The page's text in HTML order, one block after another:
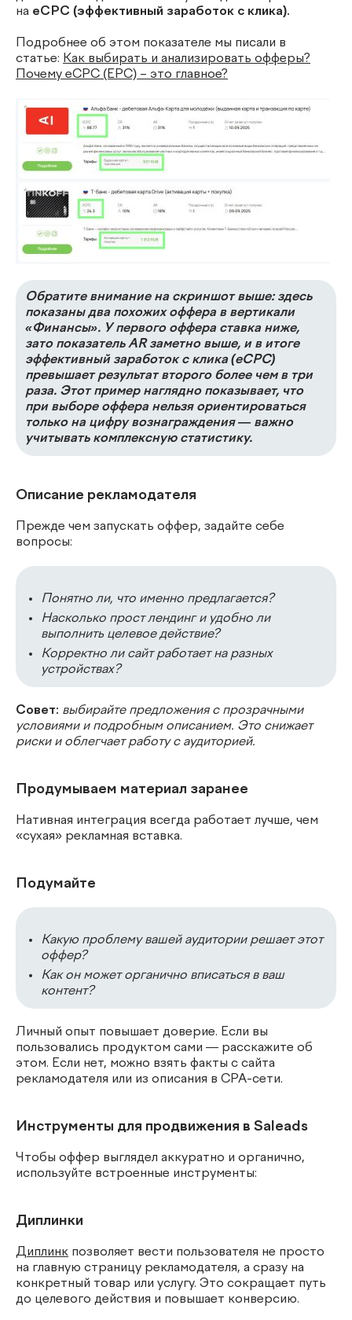
на eCPC (эффективный заработок с клика).
Подробнее об этом показателе мы писали в
статье: Как выбирать и анализировать офферы?
Почему eCPC (EPC) – это главное?
Обратите внимание на скриншот выше: здесь
показаны два похожих оффера в вертикали
«Финансы». У первого оффера ставка ниже,
зато показатель AR заметно выше, и в итоге
эффективный заработок с клика (eCPC)
превышает результат второго более чем в три
раза. Этот пример наглядно показывает, что
при выборе оффера нельзя ориентироваться
только на цифру вознаграждения — важно
учитывать комплексную статистику.
Описание рекламодателя
Прежде чем запускать оффер, задайте себе
вопросы:
Понятно ли, что именно предлагается?
Насколько прост лендинг и удобно ли
выполнить целевое действие?
Корректно ли сайт работает на разных
устройствах?
Совет: выбирайте предложения с прозрачными
условиями и подробным описанием. Это снижает
риски и облегчает работу с аудиторией.
Продумываем материал заранее
Нативная интеграция всегда работает лучше, чем
«сухая» рекламная вставка.
Подумайте
Какую проблему вашей аудитории решает этот
оффер?
Как он может органично вписаться в ваш
контент?
Личный опыт повышает доверие. Если вы
пользовались продуктом сами — расскажите об
этом. Если нет, можно взять факты с сайта
рекламодателя или из описания в CPA-сети.
Инструменты для продвижения в Saleads
Чтобы оффер выглядел аккуратно и органично,
используйте встроенные инструменты:
Диплинки
Диплинк позволяет вести пользователя не просто
на главную страницу рекламодателя, а сразу на
конкретный товар или услугу. Это сокращает путь
до целевого действия и повышает конверсию.